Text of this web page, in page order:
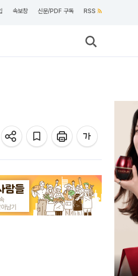
속보창 신문/PDF 구독 RSS